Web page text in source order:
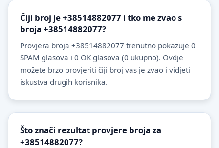
Čiji broj je +38514882077 i tko me zvao s
broja +38514882077?
Provjera broja +38514882077 trenutno pokazuje 0
SPAM glasova i 0 OK glasova (0 ukupno). Ovdje
možete brzo provjeriti čiji broj vas je zvao i vidjeti
iskustva drugih korisnika.
Što znači rezultat provjere broja za
+38514882077?